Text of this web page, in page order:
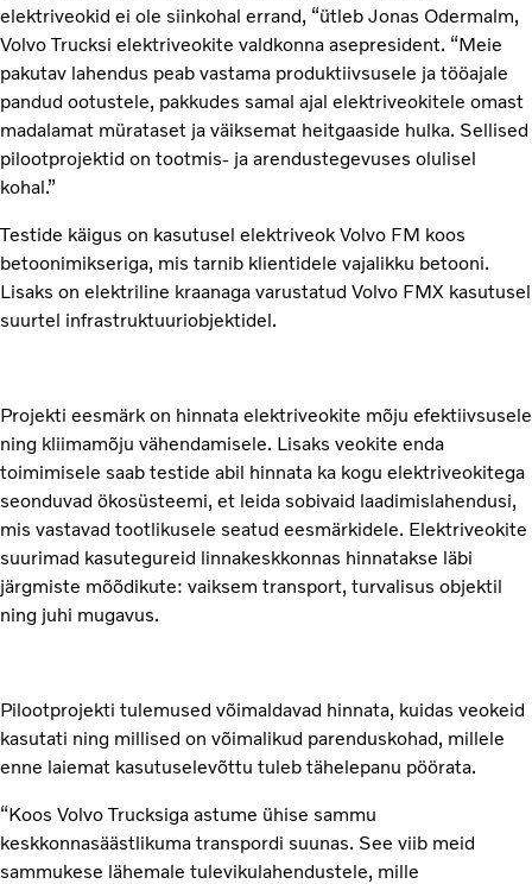
elektriveokid ei ole siinkohal errand, “ütleb Jonas Odermalm,
Volvo Trucksi elektriveokite valdkonna asepresident. “Meie
pakutav lahendus peab vastama produktiivsusele ja tööajale
pandud ootustele, pakkudes samal ajal elektriveokitele omast
madalamat mürataset ja väiksemat heitgaaside hulka. Sellised
pilootprojektid on tootmis- ja arendustegevuses olulisel
kohal.”
Testide käigus on kasutusel elektriveok Volvo FM koos
betoonimikseriga, mis tarnib klientidele vajalikku betooni.
Lisaks on elektriline kraanaga varustatud Volvo FMX kasutusel
suurtel infrastruktuuriobjektidel.
Projekti eesmärk on hinnata elektriveokite mõju efektiivsusele
ning kliimamõju vähendamisele. Lisaks veokite enda
toimimisele saab testide abil hinnata ka kogu elektriveokitega
seonduvad ökosüsteemi, et leida sobivaid laadimislahendusi,
mis vastavad tootlikusele seatud eesmärkidele. Elektriveokite
suurimad kasutegureid linnakeskkonnas hinnatakse läbi
järgmiste mõõdikute: vaiksem transport, turvalisus objektil
ning juhi mugavus.
Pilootprojekti tulemused võimaldavad hinnata, kuidas veokeid
kasutati ning millised on võimalikud parenduskohad, millele
enne laiemat kasutuselevõttu tuleb tähelepanu pöörata.
“Koos Volvo Trucksiga astume ühise sammu
keskkonnasäästlikuma transpordi suunas. See viib meid
sammukese lähemale tulevikulahendustele, mille